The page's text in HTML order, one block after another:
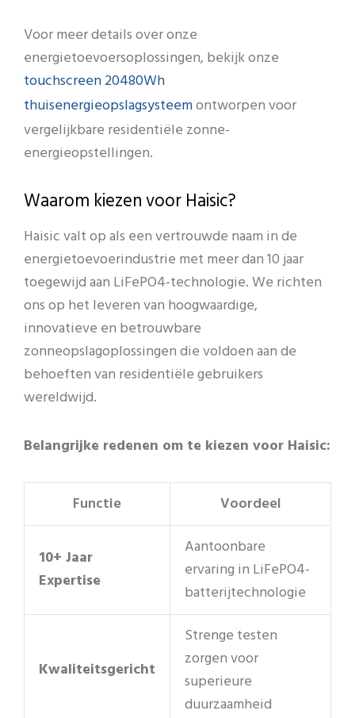
Voor meer details over onze
energietoevoersoplossingen, bekijk onze
touchscreen 20480Wh
thuisenergieopslagsysteemontworpen voor
vergelijkbare residentiële zonne-
energieopstellingen.
Waarom kiezen voor Haisic?
Haisic valt op als een vertrouwde naam in de
energietoevoerindustrie met meer dan 10 jaar
toegewijd aan LiFePO4-technologie. We richten
ons op het leveren van hoogwaardige,
innovatieve en betrouwbare
zonneopslagoplossingen die voldoen aan de
behoeften van residentiële gebruikers
wereldwijd.
Belangrijke redenen om te kiezen voor Haisic:
Functie Voordeel
10+ Jaar
Expertise
Aantoonbare
ervaring in LiFePO4-
batterijtechnologie
Kwaliteitsgericht
Strenge testen
zorgen voor
superieure
duurzaamheid